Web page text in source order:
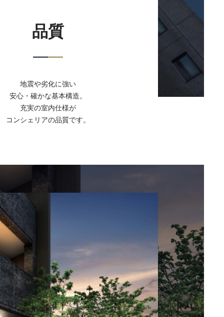
品質
地震や劣化に強い
安心・確かな基本構造。
充実の室内仕様が
コンシェリアの品質です。